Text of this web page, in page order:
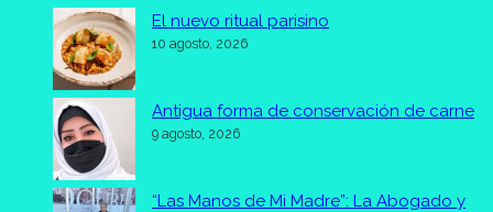
El nuevo ritual parisino
10 agosto, 2026
Antigua forma de conservación de carne
9 agosto, 2026
“Las Manos de Mi Madre”: La Abogado y